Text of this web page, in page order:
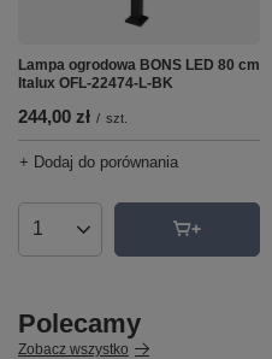
Lampa ogrodowa BONS LED 80 cm
Italux OFL-22474-L-BK
244,00 zł / szt.
+ Dodaj do porównania
Ilość produktów
Polecamy
Zobacz wszystko